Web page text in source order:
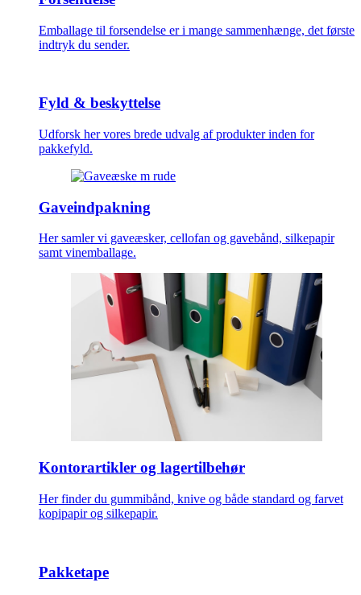
Emballage til forsendelse er i mange sammenhænge, det første
indtryk du sender.
Fyld & beskyttelse
Udforsk her vores brede udvalg af produkter inden for
pakkefyld.
Gaveindpakning
Her samler vi gaveæsker, cellofan og gavebånd, silkepapir
samt vinemballage.
Kontorartikler og lagertilbehør
Her finder du gummibånd, knive og både standard og farvet
kopipapir og silkepapir.
Pakketape